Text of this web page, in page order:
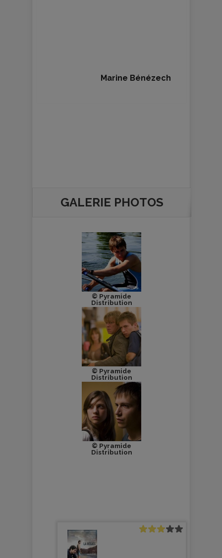
Marine Bénézech
GALERIE PHOTOS
© Pyramide
Distribution
© Pyramide
Distribution
© Pyramide
Distribution